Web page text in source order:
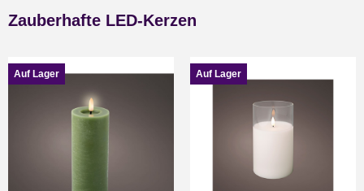
Zauberhafte LED-Kerzen
Auf Lager Auf Lager